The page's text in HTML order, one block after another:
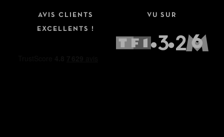
AVIS CLIENTS
EXCELLENTS !
VU SUR